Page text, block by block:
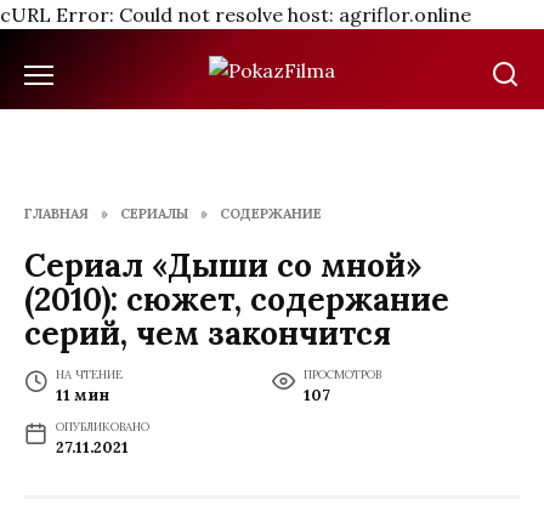
cURL Error: Could not resolve host: agriflor.online
ГЛАВНАЯ » СЕРИАЛЫ » СОДЕРЖАНИЕ
Сериал «Дыши со мной»
(2010): сюжет, содержание
серий, чем закончится
НА ЧТЕНИЕ
11 мин
ПРОСМОТРОВ
107
ОПУБЛИКОВАНО
27.11.2021